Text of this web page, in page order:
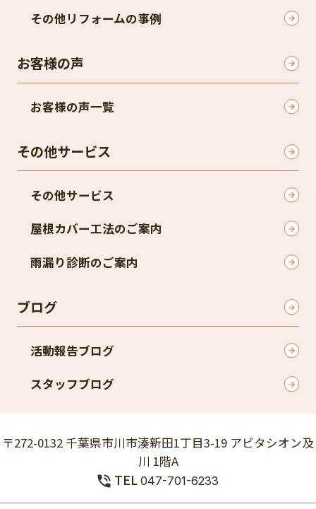
その他リフォームの事例
お客様の声
お客様の声一覧
その他サービス
その他サービス
屋根カバー工法のご案内
雨漏り診断のご案内
ブログ
活動報告ブログ
スタッフブログ
〒272-0132 千葉県市川市湊新田1丁目3-19 アビタシオン及
川 1階A
TEL 047-701-6233